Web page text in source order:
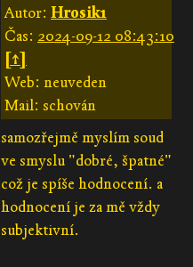
Autor: Hrosik1
Čas: 2024-09-12 08:43:10
[↑]
Web: neuveden
Mail: schován
samozřejmě myslím soud
ve smyslu "dobré, špatné"
což je spíše hodnocení. a
hodnocení je za mě vždy
subjektivní.